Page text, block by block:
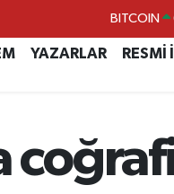
BITCOIN
YAZARLAR RESMİ